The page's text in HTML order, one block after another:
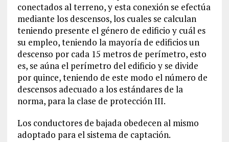
conectados al terreno, y esta conexión se efectúa
mediante los descensos, los cuales se calculan
teniendo presente el género de edificio y cuál es
su empleo, teniendo la mayoría de edificios un
descenso por cada 15 metros de perímetro, esto
es, se aúna el perímetro del edificio y se divide
por quince, teniendo de este modo el número de
descensos adecuado a los estándares de la
norma, para la clase de protección III.
Los conductores de bajada obedecen al mismo
adoptado para el sistema de captación.